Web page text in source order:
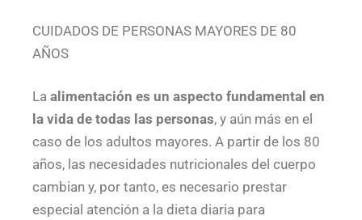
CUIDADOS DE PERSONAS MAYORES DE 80
AÑOS
La alimentación es un aspecto fundamental en
la vida de todas las personas, y aún más en el
caso de los adultos mayores. A partir de los 80
años, las necesidades nutricionales del cuerpo
cambian y, por tanto, es necesario prestar
especial atención a la dieta diaria para